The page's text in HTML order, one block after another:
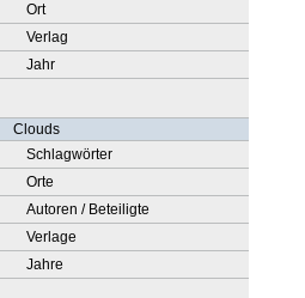
Ort
Verlag
Jahr
Clouds
Schlagwörter
Orte
Autoren / Beteiligte
Verlage
Jahre